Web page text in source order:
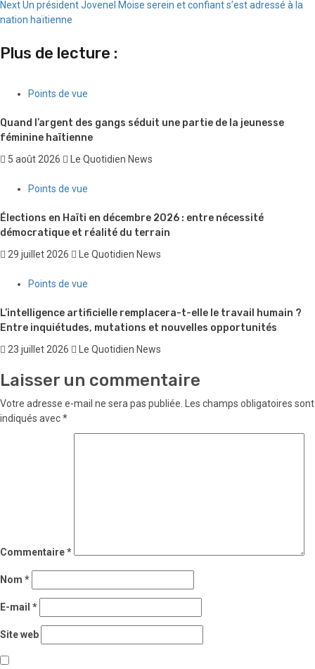
NextUn président Jovenel Moise serein et confiant s’est adressé à la
nation haïtienne
Plus de lecture :
Points de vue
Quand l’argent des gangs séduit une partie de la jeunesse
féminine haïtienne
5 août 2026 Le Quotidien News
Points de vue
Élections en Haïti en décembre 2026 : entre nécessité
démocratique et réalité du terrain
29 juillet 2026 Le Quotidien News
Points de vue
L’intelligence artificielle remplacera-t-elle le travail humain ?
Entre inquiétudes, mutations et nouvelles opportunités
23 juillet 2026 Le Quotidien News
Laisser un commentaire
Votre adresse e-mail ne sera pas publiée.
Les champs obligatoires sont
indiqués avec*
Commentaire*
Nom *
E-mail *
Site web